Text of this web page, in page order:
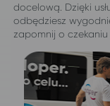
docelową. Dzięki
odbędziesz
zapomnij o